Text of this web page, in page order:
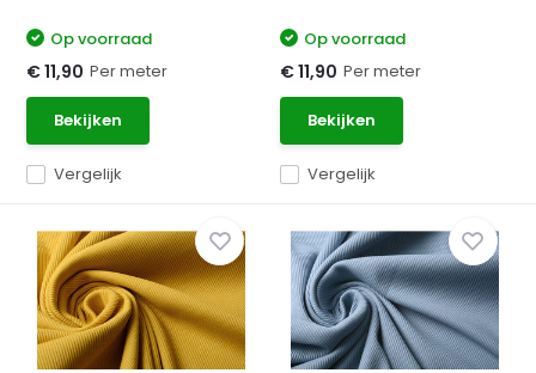
Vergelijk
Op voorraad
€ 11,90 Per meter
Bekijken
Vergelijk
Op voorraad
€ 11,90 Per meter
Bekijken